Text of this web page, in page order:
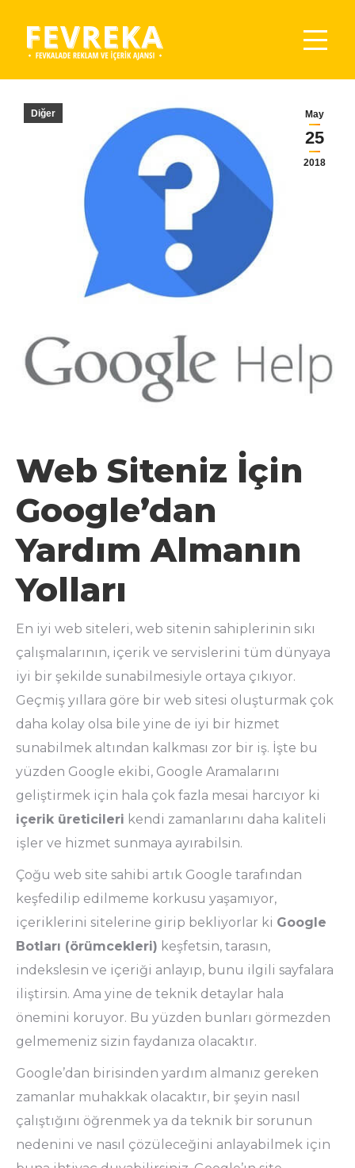
May
25
2018
Diğer
Web Siteniz İçin
Google’dan
Yardım Almanın
Yolları
En iyi web siteleri, web sitenin sahiplerinin sıkı
çalışmalarının, içerik ve servislerini tüm dünyaya
iyi bir şekilde sunabilmesiyle ortaya çıkıyor.
Geçmiş yıllara göre bir web sitesi oluşturmak çok
daha kolay olsa bile yine de iyi bir hizmet
sunabilmek altından kalkması zor bir iş. İşte bu
yüzden Google ekibi, Google Aramalarını
geliştirmek için hala çok fazla mesai harcıyor ki
içerik üreticileri kendi zamanlarını daha kaliteli
işler ve hizmet sunmaya ayırabilsin.
Çoğu web site sahibi artık Google tarafından
keşfedilip edilmeme korkusu yaşamıyor,
içeriklerini sitelerine girip bekliyorlar ki Google
Botları (örümcekleri) keşfetsin, tarasın,
indekslesin ve içeriği anlayıp, bunu ilgili sayfalara
iliştirsin. Ama yine de teknik detaylar hala
önemini koruyor. Bu yüzden bunları görmezden
gelmemeniz sizin faydanıza olacaktır.
Google’dan birisinden yardım almanız gereken
zamanlar muhakkak olacaktır, bir şeyin nasıl
çalıştığını öğrenmek ya da teknik bir sorunun
nedenini ve nasıl çözüleceğini anlayabilmek için